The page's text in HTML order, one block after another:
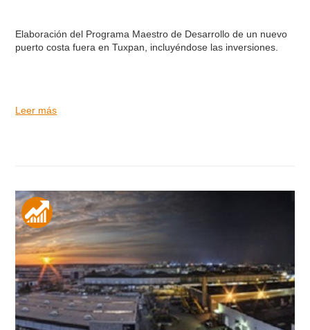
Elaboración del Programa Maestro de Desarrollo de un nuevo
puerto costa fuera en Tuxpan, incluyéndose las inversiones.
Leer más